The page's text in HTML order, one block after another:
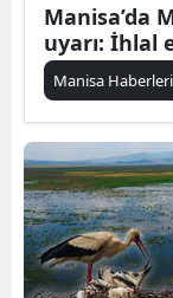
Manisa’da
uyarı: İhlal
Manisa Haberleri